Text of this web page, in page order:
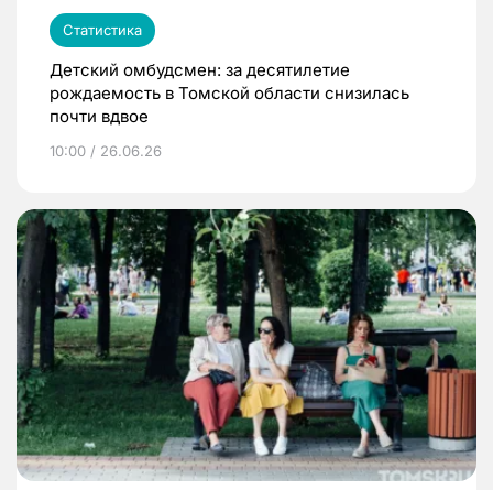
Статистика
Детский омбудсмен: за десятилетие
рождаемость в Томской области снизилась
почти вдвое
10:00 / 26.06.26